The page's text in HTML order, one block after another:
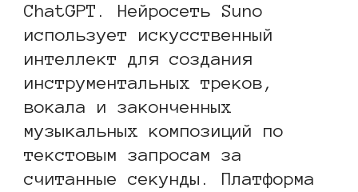
ChatGPT. Нейросеть Suno
использует искусственный
интеллект для создания
инструментальных треков,
вокала и законченных
музыкальных композиций по
текстовым запросам за
считанные секунды. Платформа